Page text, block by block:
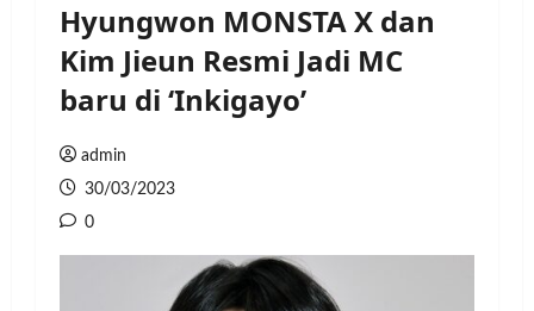
Hyungwon MONSTA X dan
Kim Jieun Resmi Jadi MC
baru di ‘Inkigayo’
admin
30/03/2023
0